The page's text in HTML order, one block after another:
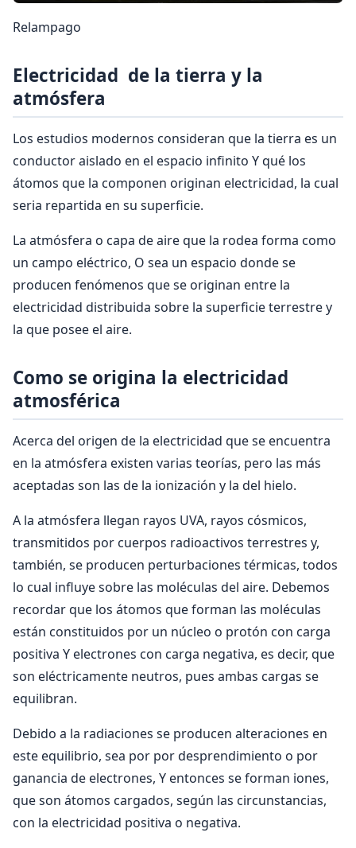
Relampago
Electricidad de la tierra y la
atmósfera
Los estudios modernos consideran que la tierra es un
conductor aislado en el espacio infinito Y qué los
átomos que la componen originan electricidad, la cual
seria repartida en su superficie.
La atmósfera o capa de aire que la rodea forma como
un campo eléctrico, O sea un espacio donde se
producen fenómenos que se originan entre la
electricidad distribuida sobre la superficie terrestre y
la que posee el aire.
Como se origina la electricidad
atmosférica
Acerca del origen de la electricidad que se encuentra
en la atmósfera existen varias teorías, pero las más
aceptadas son las de la ionización y la del hielo.
A la atmósfera llegan rayos UVA, rayos cósmicos,
transmitidos por cuerpos radioactivos terrestres y,
también, se producen perturbaciones térmicas, todos
lo cual influye sobre las moléculas del aire. Debemos
recordar que los átomos que forman las moléculas
están constituidos por un núcleo o protón con carga
positiva Y electrones con carga negativa, es decir, que
son eléctricamente neutros, pues ambas cargas se
equilibran.
Debido a la radiaciones se producen alteraciones en
este equilibrio, sea por por desprendimiento o por
ganancia de electrones, Y entonces se forman iones,
que son átomos cargados, según las circunstancias,
con la electricidad positiva o negativa.